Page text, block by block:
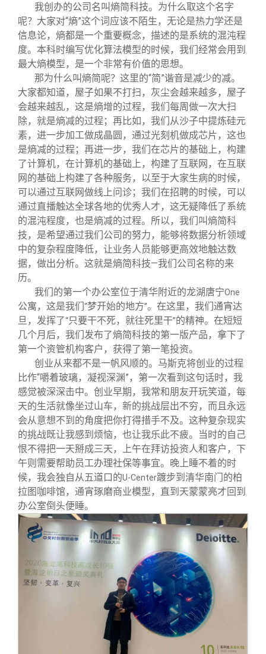
我创办的公司名叫熵简科技。为什么取这个名字
呢？大家对“熵”这个词应该不陌生，无论是热力学还是
信息论，熵都是一个重要概念，描述的是系统的混沌程
度。本科时编写优化算法模型的时候，我们经常会用到
最大熵模型，是一个非常有价值的思想。
那为什么叫熵简呢？这里的“简”谐音是减少的减。
大家都知道，屋子如果不打扫，灰尘会越来越多，屋子
会越来越乱，这是熵增的过程，我们每周做一次大扫
除，就是熵减的过程；再比如，我们从沙子中提炼硅元
素，进一步加工做成晶圆，通过光刻机做成芯片，这也
是熵减的过程；再进一步，我们在芯片的基础上，构建
了计算机，在计算机的基础上，构建了互联网，在互联
网的基础上构建了各种服务，以至于大家生病的时候，
可以通过互联网做线上问诊；我们在招聘的时候，可以
通过直播触达全球各地的优秀人才，这无疑降低了系统
的混沌程度，也是熵减的过程。所以，我们叫熵简科
技，是希望通过我们公司的努力，能够将数据分析领域
中的复杂程度降低，让业务人员能够更高效地触达数
据，做出分析。这就是熵简科技—我们公司名称的来
历。
我们的第一个办公室位于清华附近的龙湖唐宁One
公寓，这是我们“梦开始的地方”。在这里，我们通宵达
旦，发挥了“只要干不死，就往死里干”的精神。在短短
几个月后，我们发布了熵简科技的第一版产品，拿下了
第一个资管机构客户，获得了第一笔投资。
创业从来都不是一帆风顺的。马斯克将创业的过程
比作“嚼着玻璃，凝视深渊”，第一次看到这句话时，我
感觉被深深击中。创业早期，我常和朋友开玩笑道，每
天的生活就像坐过山车，新的挑战层出不穷，而且永远
会从意想不到的角度把你打得措手不及。这种复杂现实
的挑战既让我感到烦恼，也让我乐此不疲。当时的自己
恨不得把一天掰成三天，上午在拜访投资人和客户，下
午则需要帮助员工办理社保等事宜。晚上睡不着的时
候，我会独自从五道口的U-Center踱步到清华南门的柏
拉图咖啡馆，通宵琢磨商业模型，直到天蒙蒙亮才回到
办公室倒头便睡。